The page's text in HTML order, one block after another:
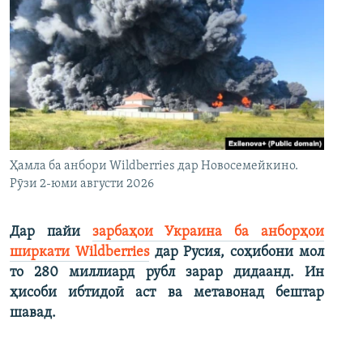
Ҳамла ба анбори Wildberries дар Новосемейкино.
Рӯзи 2-юми августи 2026
Дар пайи зарбаҳои Украина ба анборҳои
ширкати Wildberriesдар Русия, соҳибони мол
то 280 миллиард рубл зарар дидаанд. Ин
ҳисоби ибтидоӣ аст ва метавонад бештар
шавад.